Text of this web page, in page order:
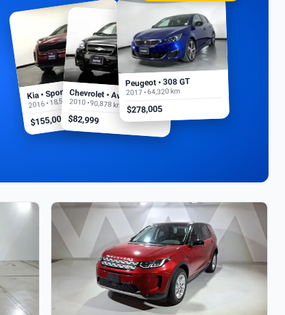
Kia • Sportage EX
2016 • 18,500 km
$155,000
Chevrolet • Aveo
2010 • 90,878 km
$82,999
Peugeot • 308 GT
2017 • 64,320 km
$278,005